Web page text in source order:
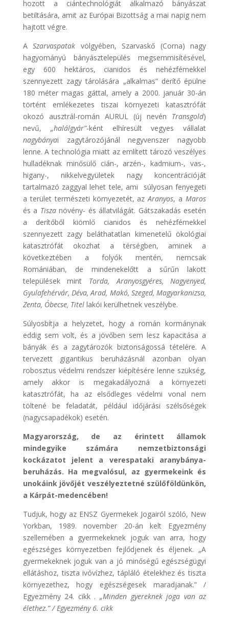
hozott a ciántechnológiát alkalmazó bányászat
betiltására, amit az Európai Bizottság a mai napig nem
hajtott végre.
ASzarvaspatak völgyében, Szarvaskő (Corna) nagy
hagyományú bányásztelepülés megsemmisítésével,
egy 600 hektáros, cianidos és nehézfémekkel
szennyezett zagy tárolására „alkalmas” derítő épülne
180 méter magas gáttal, amely a 2000. január 30-án
történt emlékezetes tiszai környezeti katasztrófát
okozó ausztrál-román AURUL (új nevén Transgold)
nevű, „halálgyár”-ként elhíresült vegyes vállalat
nagybányai zagytározójánál negyvenszer nagyobb
lenne. A technológia miatt az említett tározó veszélyes
hulladéknak minősülő cián-, arzén-, kadmium-, vas-,
higany-, nikkelvegyületek nagy koncentrációját
tartalmazó zaggyal lehet tele, ami súlyosan fenyegeti
a terület természeti környezetét, azAranyos, a Maros
és a Tiszanövény- és állatvilágát. Gátszakadás esetén
a derítőből kiömlő cianidos és nehézfémekkel
szennyezett zagy beláthatatlan kimenetelű ökológiai
katasztrófát okozhat a térségben, aminek a
következtében a folyók mentén, nemcsak
Romániában, de mindenekelőtt a sűrűn lakott
települések mint Torda, Aranyosgyéres, Nagyenyed,
Gyulafehérvár, Déva, Arad, Makó, Szeged, Magyarkanizsa,
Zenta, Óbecse, Titellakói kerülhetnek veszélybe.
Súlyosbítja a helyzetet, hogy a román kormánynak
eddig sem volt, és a jövőben sem lesz kapacitása a
bányák és a zagytározók biztonságossá tételére. A
tervezett gigantikus beruházásnál azonban olyan
robosztus védelmi rendszer kiépítésére lenne szükség,
amely akkor is megakadályozná a környezeti
katasztrófát, ha az elsődleges védelmi vonal nem
töltené be feladatát, például időjárási szélsőségek
(nagycsapadékok) esetén.
Magyarország, de az érintett államok
mindegyike számára nemzetbiztonsági
kockázatot jelent a verespataki aranybánya-
beruházás. Ha megvalósul, az gyermekeink és
unokáink jövőjét veszélyeztetné szülőföldünkön,
a Kárpát-medencében!
Tudjuk, hogy az ENSZ Gyermekek Jogairól szóló, New
Yorkban, 1989. november 20-án kelt Egyezmény
szellemében a gyermekeknek joguk van arra, hogy
egészséges környezetben fejlődjenek és éljenek. „A
gyermekeknek joguk van a jó minőségű egészségügyi
ellátáshoz, tiszta ivóvízhez, tápláló ételekhez és tiszta
környezethez, hogy egészségesek maradjanak.” /
Egyezmény 24. cikk . „Minden gyereknek joga van az
élethez.” / Egyezmény 6. cikk